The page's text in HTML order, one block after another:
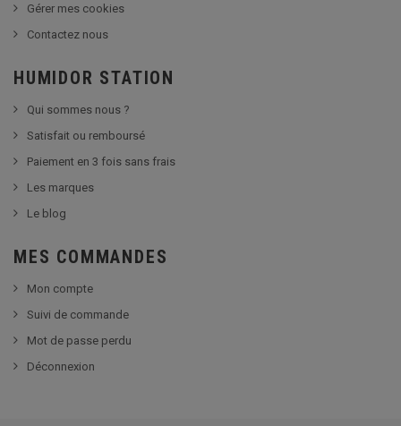
Gérer mes cookies
Contactez nous
HUMIDOR STATION
Qui sommes nous ?
Satisfait ou remboursé
Paiement en 3 fois sans frais
Les marques
Le blog
MES COMMANDES
Mon compte
Suivi de commande
Mot de passe perdu
Déconnexion